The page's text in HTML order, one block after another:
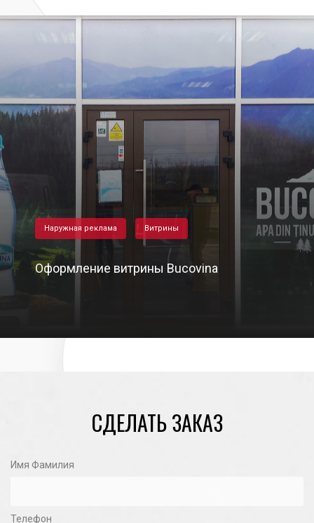
Наружная реклама Витрины
Оформление витрины Bucovina
СДЕЛАТЬ ЗАКАЗ
Имя Фамилия
Телефон